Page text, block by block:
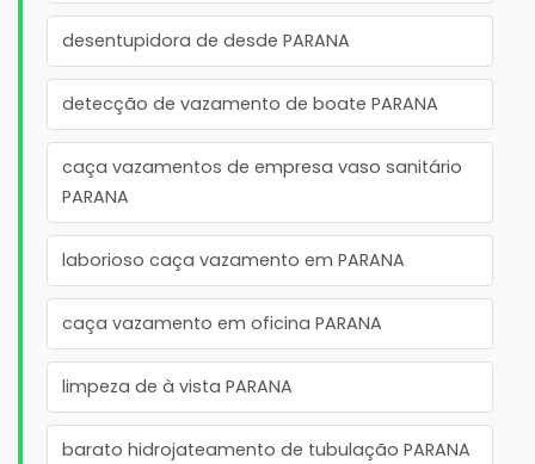
desentupidora de desde PARANA
detecção de vazamento de boate PARANA
caça vazamentos de empresa vaso sanitário
PARANA
laborioso caça vazamento em PARANA
caça vazamento em oficina PARANA
limpeza de à vista PARANA
barato hidrojateamento de tubulação PARANA